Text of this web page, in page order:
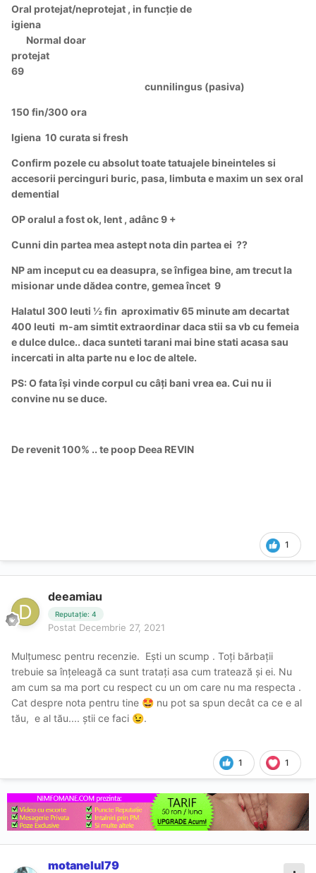
Oral protejat/neprotejat , in funcție de
igiena
Normal doar
protejat
69
cunnilingus (pasiva)
150 fin/300 ora
Igiena 10 curata si fresh
Confirm pozele cu absolut toate tatuajele bineinteles si
accesorii percinguri buric, pasa, limbuta e maxim un sex oral
demential
OP oralul a fost ok, lent , adânc 9 +
Cunni din partea mea astept nota din partea ei ??
NP am inceput cu ea deasupra, se înfigea bine, am trecut la
misionar unde dădea contre, gemea încet 9
Halatul 300 leuti ½ fin aproximativ 65 minute am decartat
400 leuti m-am simtit extraordinar daca stii sa vb cu femeia
e dulce dulce.. daca sunteti tarani mai bine stati acasa sau
incercati in alta parte nu e loc de altele.
PS: O fata își vinde corpul cu câți bani vrea ea. Cui nu ii
convine nu se duce.
De revenit 100% .. te poop Deea REVIN
1
deeamiau
Reputație: 4
Postat Decembrie 27, 2021
Mulțumesc pentru recenzie. Ești un scump . Toți bărbații
trebuie sa înțeleagă ca sunt tratați asa cum tratează și ei. Nu
am cum sa ma port cu respect cu un om care nu ma respecta .
Cat despre nota pentru tine 🤩 nu pot sa spun decât ca ce e al
tău, e al tău.... știi ce faci 😉.
1 1
motanelul79